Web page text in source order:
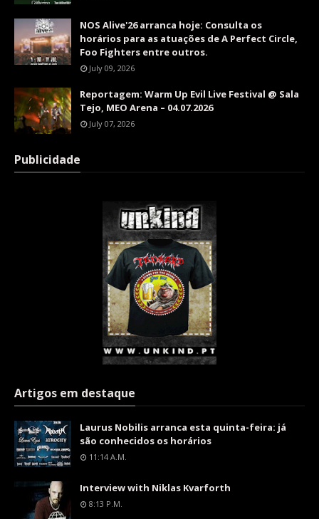
NOS Alive'26 arranca hoje: Consulta os
horários para as atuações de A Perfect Circle,
Foo Fighters entre outros.
July 09, 2026
Reportagem: Warm Up Evil Live Festival @ Sala
Tejo, MEO Arena – 04.07.2026
July 07, 2026
Publicidade
Artigos em destaque
Laurus Nobilis arranca esta quinta-feira: já
são conhecidos os horários
11:14 A.m.
Interview with Niklas Kvarforth
8:13 P.m.